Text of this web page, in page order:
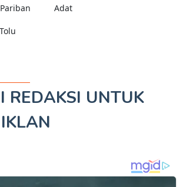
Pariban Adat
REDAKSI UNTUK